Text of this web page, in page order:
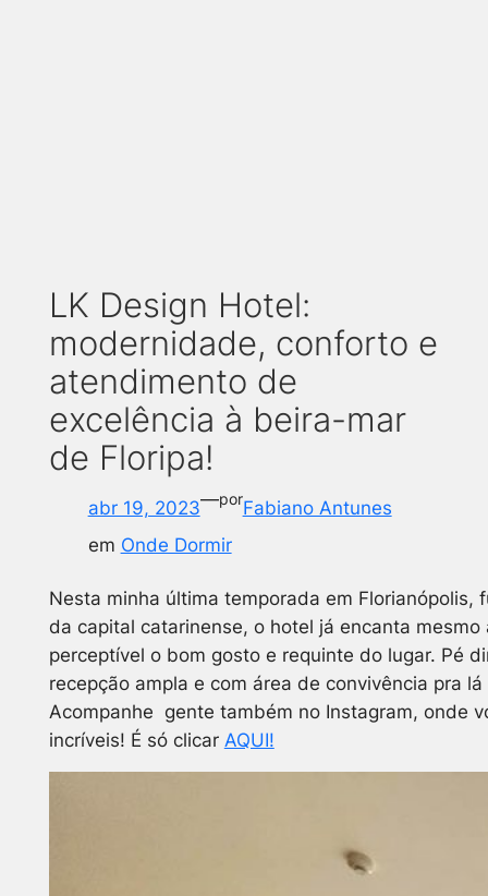
LK Design Hotel:
modernidade, conforto e
atendimento de
excelência à beira-mar
de Floripa!
abr 19, 2023—porFabiano Antunes
em Onde Dormir
Nesta minha última temporada em Florianópolis,
da capital catarinense, o hotel já encanta
perceptível o bom gosto e requinte do lugar. Pé
recepção ampla e com área de convivência pra
Acompanhe gente também no Instagram, onde
incríveis! É só clicar AQUI!